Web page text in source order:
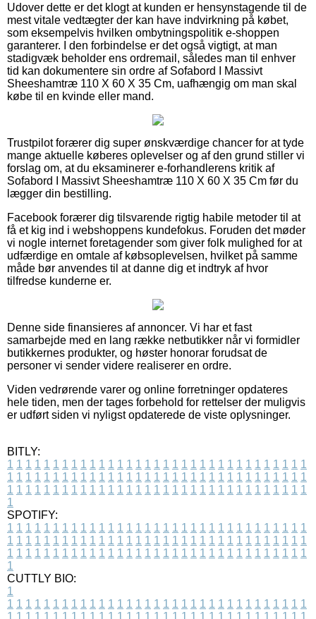
Udover dette er det klogt at kunden er hensynstagende til de
mest vitale vedtægter der kan have indvirkning på købet,
som eksempelvis hvilken ombytningspolitik e-shoppen
garanterer. I den forbindelse er det også vigtigt, at man
stadigvæk beholder ens ordremail, således man til enhver
tid kan dokumentere sin ordre af Sofabord I Massivt
Sheeshamtræ 110 X 60 X 35 Cm, uafhængig om man skal
købe til en kvinde eller mand.
Trustpilot forærer dig super ønskværdige chancer for at tyde
mange aktuelle køberes oplevelser og af den grund stiller vi
forslag om, at du eksaminerer e-forhandlerens kritik af
Sofabord I Massivt Sheeshamtræ 110 X 60 X 35 Cm før du
lægger din bestilling.
Facebook forærer dig tilsvarende rigtig habile metoder til at
få et kig ind i webshoppens kundefokus. Foruden det møder
vi nogle internet foretagender som giver folk mulighed for at
udfærdige en omtale af købsoplevelsen, hvilket på samme
måde bør anvendes til at danne dig et indtryk af hvor
tilfredse kunderne er.
Denne side finansieres af annoncer. Vi har et fast
samarbejde med en lang række netbutikker når vi formidler
butikkernes produkter, og høster honorar forudsat de
personer vi sender videre realiserer en ordre.
Viden vedrørende varer og online forretninger opdateres
hele tiden, men der tages forbehold for rettelser der muligvis
er udført siden vi nyligst opdaterede de viste oplysninger.
BITLY:
1 1 1 1 1 1 1 1 1 1 1 1 1 1 1 1 1 1 1 1 1 1 1 1 1 1 1 1 1 1 1 1 1
1 1 1 1 1 1 1 1 1 1 1 1 1 1 1 1 1 1 1 1 1 1 1 1 1 1 1 1 1 1 1 1 1
1 1 1 1 1 1 1 1 1 1 1 1 1 1 1 1 1 1 1 1 1 1 1 1 1 1 1 1 1 1 1 1 1
1
SPOTIFY:
1 1 1 1 1 1 1 1 1 1 1 1 1 1 1 1 1 1 1 1 1 1 1 1 1 1 1 1 1 1 1 1 1
1 1 1 1 1 1 1 1 1 1 1 1 1 1 1 1 1 1 1 1 1 1 1 1 1 1 1 1 1 1 1 1 1
1 1 1 1 1 1 1 1 1 1 1 1 1 1 1 1 1 1 1 1 1 1 1 1 1 1 1 1 1 1 1 1 1
1
CUTTLY BIO:
1
1 1 1 1 1 1 1 1 1 1 1 1 1 1 1 1 1 1 1 1 1 1 1 1 1 1 1 1 1 1 1 1 1
1 1 1 1 1 1 1 1 1 1 1 1 1 1 1 1 1 1 1 1 1 1 1 1 1 1 1 1 1 1 1 1 1